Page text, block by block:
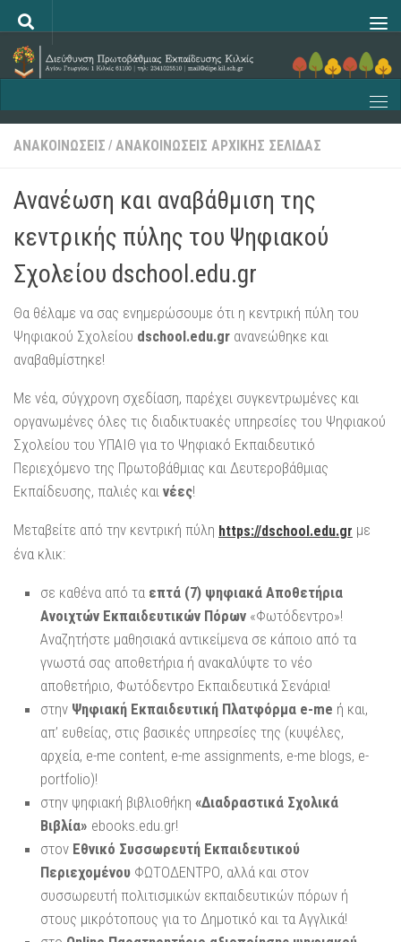
Skip to content
ΑΝΑΚΟΙΝΩΣΕΙΣ / ΑΝΑΚΟΙΝΩΣΕΙΣ ΑΡΧΙΚΗΣ ΣΕΛΙΔΑΣ
Ανανέωση και αναβάθμιση της
κεντρικής πύλης του Ψηφιακού
Σχολείου dschool.edu.gr
Θα θέλαμε να σας ενημερώσουμε ότι η κεντρική πύλη του
Ψηφιακού Σχολείου dschool.edu.gr ανανεώθηκε και
αναβαθμίστηκε!
Με νέα, σύγχρονη σχεδίαση, παρέχει συγκεντρωμένες και
οργανωμένες όλες τις διαδικτυακές υπηρεσίες του Ψηφιακού
Σχολείου του ΥΠΑΙΘ για το Ψηφιακό Εκπαιδευτικό
Περιεχόμενο της Πρωτοβάθμιας και Δευτεροβάθμιας
Εκπαίδευσης, παλιές και νέες!
Μεταβείτε από την κεντρική πύλη https://dschool.edu.gr με
ένα κλικ:
σε καθένα από τα επτά (7) ψηφιακά Αποθετήρια
Ανοιχτών Εκπαιδευτικών Πόρων «Φωτόδεντρο»!
Αναζητήστε μαθησιακά αντικείμενα σε κάποιο από τα
γνωστά σας αποθετήρια ή ανακαλύψτε το νέο
αποθετήριο, Φωτόδεντρο Εκπαιδευτικά Σενάρια!
στην Ψηφιακή Εκπαιδευτική Πλατφόρμα e-me ή και,
απ’ ευθείας, στις βασικές υπηρεσίες της (κυψέλες,
αρχεία, e-me content, e-me assignments, e-me blogs, e-
portfolio)!
στην ψηφιακή βιβλιοθήκη «Διαδραστικά Σχολικά
Βιβλία» ebooks.edu.gr!
στον Εθνικό Συσσωρευτή Εκπαιδευτικού
Περιεχομένου ΦΩΤΟΔΕΝΤΡΟ, αλλά και στον
συσσωρευτή πολιτισμικών εκπαιδευτικών πόρων ή
στους μικρότοπους για το Δημοτικό και τα Αγγλικά!